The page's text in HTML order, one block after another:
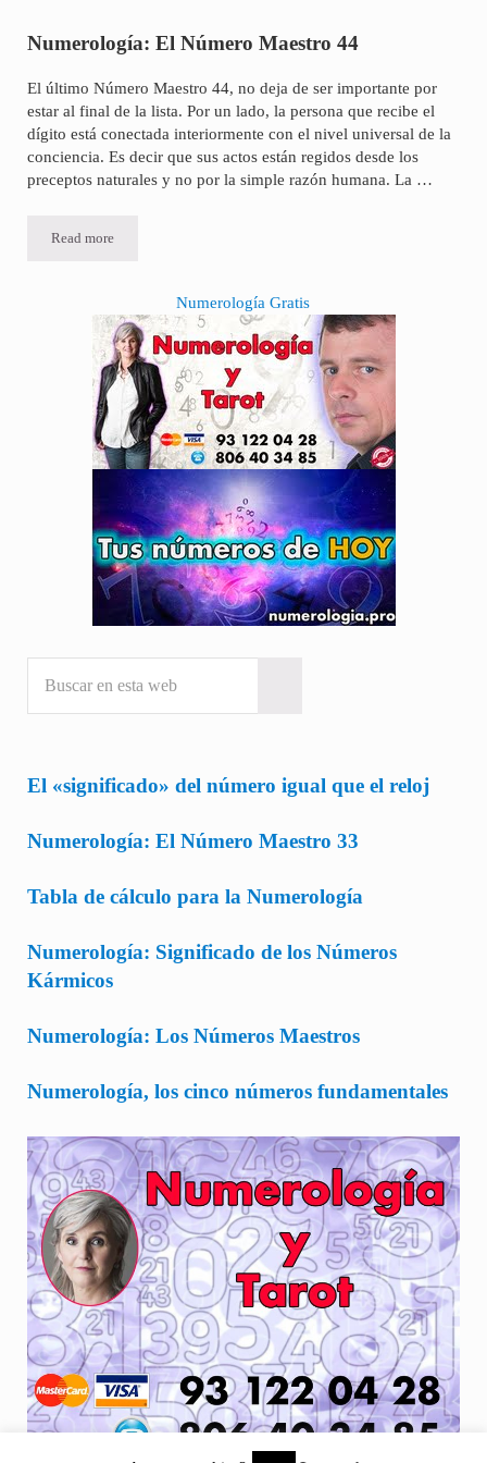
Numerología: El Número Maestro 44
El último Número Maestro 44, no deja de ser importante por
estar al final de la lista. Por un lado, la persona que recibe el
dígito está conectada interiormente con el nivel universal de la
conciencia. Es decir que sus actos están regidos desde los
preceptos naturales y no por la simple razón humana. La …
Read moreNumerología: El Número Maestro 44
Sidebar Numerología Gratis
El «significado» del número igual que el reloj
Numerología: El Número Maestro 33
Tabla de cálculo para la Numerología
Numerología: Significado de los Números
Kármicos
Numerología: Los Números Maestros
Numerología, los cinco números fundamentales